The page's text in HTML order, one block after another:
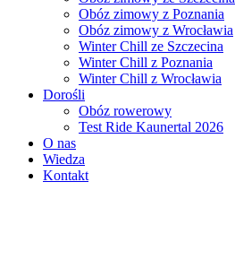
Obóz zimowy z Poznania
Obóz zimowy z Wrocławia
Winter Chill ze Szczecina
Winter Chill z Poznania
Winter Chill z Wrocławia
Dorośli
Obóz rowerowy
Test Ride Kaunertal 2026
O nas
Wiedza
Kontakt